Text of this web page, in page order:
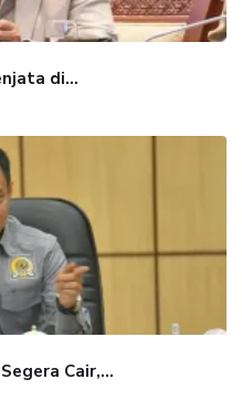
di...
Cair,...